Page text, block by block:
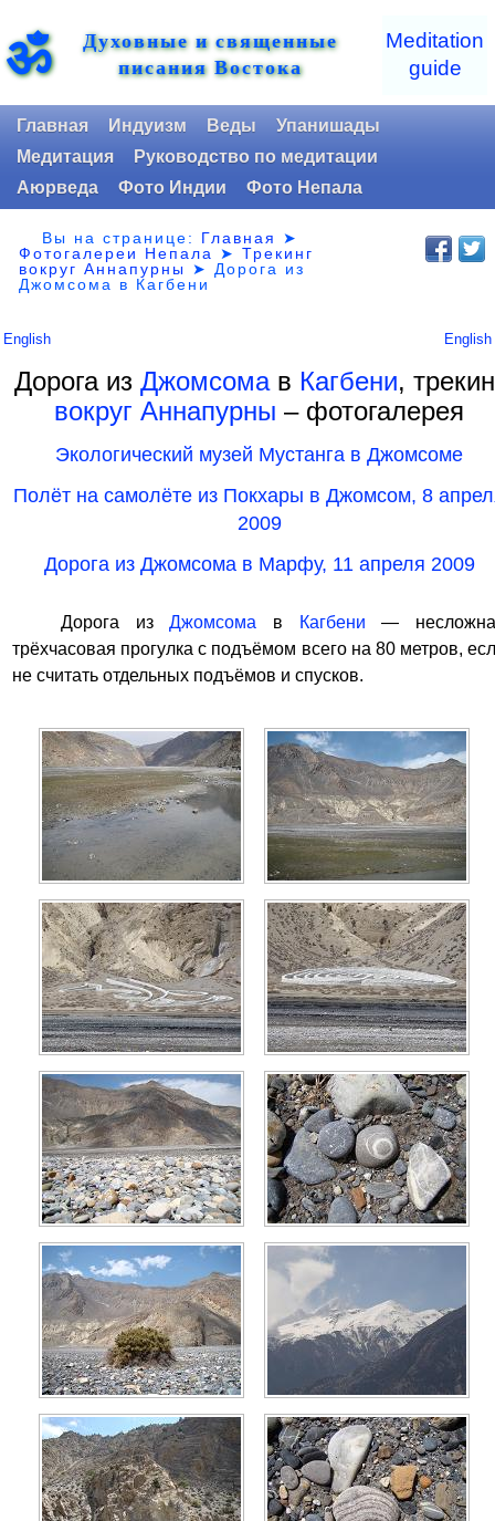
ॐ
Духовные и священные
писания Востока
Meditation
guide
Главная Индуизм Веды
Упанишады
Медитация
Руководство по медитации
Аюрведа
Фото Индии Фото Непала
Вы на странице: Главная
➤
Фотогалереи Непала
➤Трекинг
вокруг Аннапурны ➤ Дорога из
Джомсома в Кагбени
English English
Дорога из Джомсомав Кагбени,
вокруг Аннапурны – фотогалерея
Экологический музей Мустанга в Джомсоме
Полёт на самолёте из Покхары в Джомсом, 8
2009
Дорога из Джомсома в Марфу, 11 апреля 2009
Дорога изДжомсома в Кагбени —
трёхчасовая прогулка с подъёмом всего на 80 метров,
не считать отдельных подъёмов и спусков.